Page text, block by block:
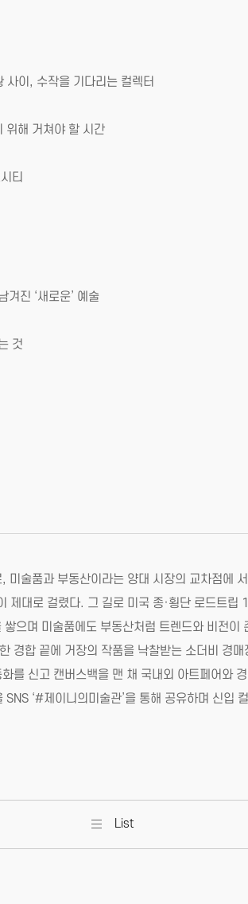
이, 수작을 기다리는 컬렉터
위해 거쳐야 할 시간
티
진 ‘새로운’ 예술
것
미술품과 부동산이라는 양대 시장의 교차점에
제대로 걸렸다. 그 길로 미국 종·횡단 로드트
으며 미술품에도 부동산처럼 트렌드와 비전
경합 끝에 거장의 작품을 낙찰받는 소더비 경
를 신고 캔버스백을 맨 채 국내외 아트페어와
‘#제이니의미술관’을 통해 공유하며 신입
List